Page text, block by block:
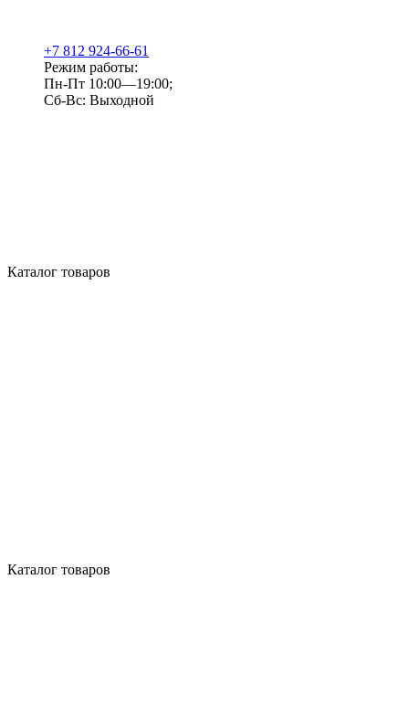
+7 812 924-66-61
Режим работы:
Пн-Пт 10:00—19:00;
Сб-Вс: Выходной
Каталог товаров
Каталог товаров